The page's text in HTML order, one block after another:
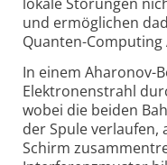
und ermöglichen
Quanten-Computing
In einem Aharonov-
Elektronenstrahl
wobei die beiden
der Spule
Schirm